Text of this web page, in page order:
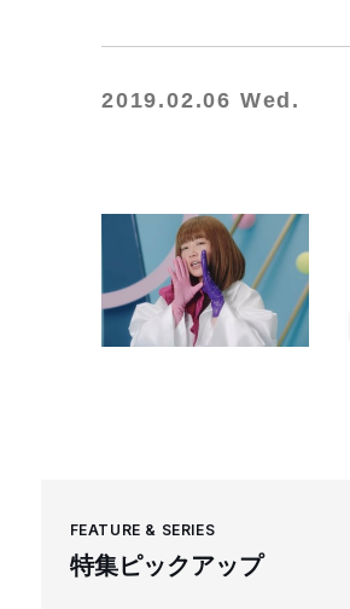
2019.02.06 Wed.
FEATURE & SERIES
特集ピックアップ